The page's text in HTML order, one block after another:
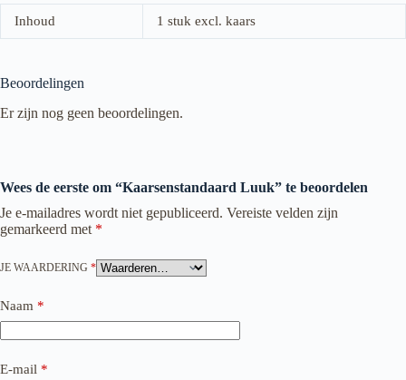
Inhoud 1 stuk excl. kaars
Beoordelingen
Er zijn nog geen beoordelingen.
Wees de eerste om “Kaarsenstandaard Luuk” te beoordelen
Je e-mailadres wordt niet gepubliceerd. Vereiste velden zijn
gemarkeerd met *
JE WAARDERING *
Naam *
E-mail *